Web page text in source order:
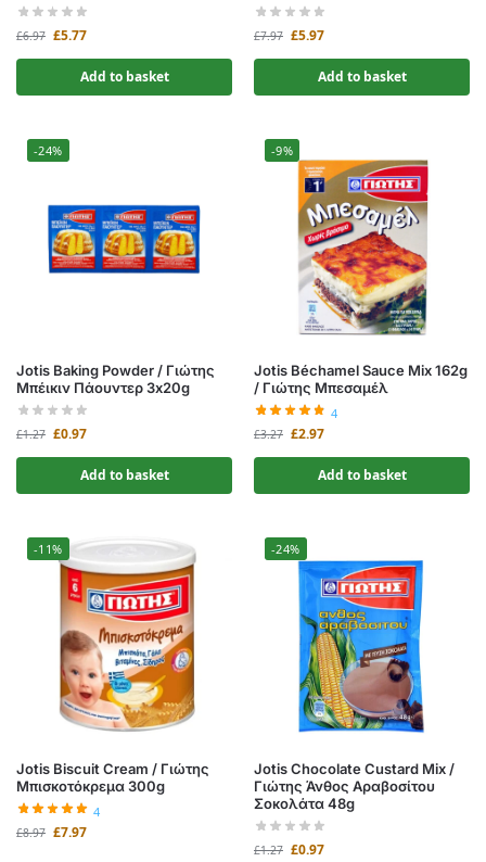
£6.97 £5.77
Add to basket
£7.97 £5.97
Add to basket
-24%
Jotis Baking Powder / Γιώτης
Μπέικιν Πάουντερ 3x20g
£1.27 £0.97
Add to basket
-9%
Jotis Béchamel Sauce Mix 162g
/ Γιώτης Μπεσαμέλ
4
£3.27 £2.97
Add to basket
-11%
Jotis Biscuit Cream / Γιώτης
Μπισκοτόκρεμα 300g
4
£8.97 £7.97
-24%
Jotis Chocolate Custard Mix /
Γιώτης Άνθος Αραβοσίτου
Σοκολάτα 48g
£1.27 £0.97